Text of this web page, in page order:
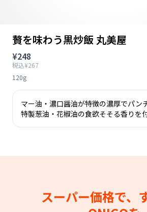
贅を味わう黒炒飯 丸美屋
¥248
税込¥267
120g
マー油・濃口醤油が特徴の濃厚でパン
特製葱油・花椒油の食欲そそる香りを
スーパー価格で、